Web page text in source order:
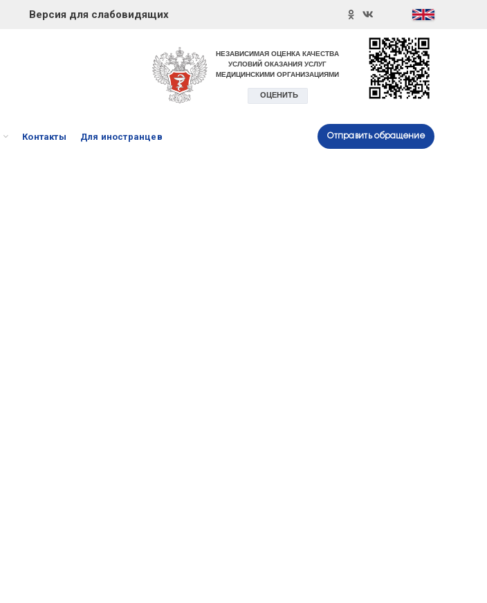
Версия для слабовидящих
Контакты Для иностранцев Отправить обращение